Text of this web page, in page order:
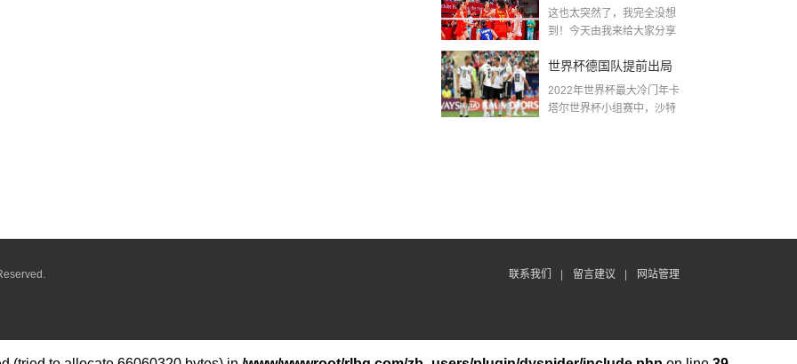
了吗〖中国女排3 0复仇
这也太突然了，我完全没想
到！今天由我来给大家分享
世界杯德国队提前出局
吗,2018年世界杯德国战
2022年世界杯最大冷门年卡
塔尔世界杯小组赛中，沙特
联系我们 留言建议 网站管理